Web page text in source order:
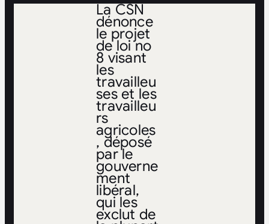
La CSN
dénonce
le projet
de loi no
8 visant
les
travailleu
ses et les
travailleu
rs
agricoles
, déposé
par le
gouverne
ment
libéral,
qui les
exclut de